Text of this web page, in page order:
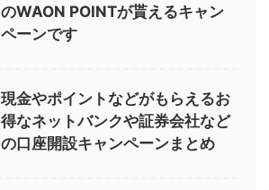
のWAON POINTが貰えるキャン
ペーンです
現金やポイントなどがもらえるお
得なネットバンクや証券会社など
の口座開設キャンペーンまとめ